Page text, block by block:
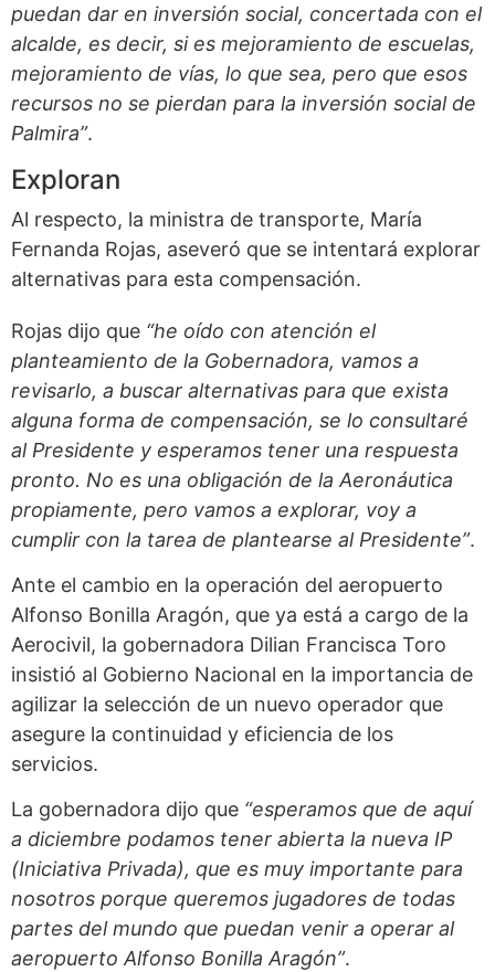
puedan dar en inversión social, concertada con el
alcalde, es decir, si es mejoramiento de escuelas,
mejoramiento de vías, lo que sea, pero que esos
recursos no se pierdan para la inversión social de
Palmira”.
Exploran
Al respecto, la ministra de transporte, María
Fernanda Rojas, aseveró que se intentará explorar
alternativas para esta compensación.
Rojas dijo que “he oído con atención el
planteamiento de la Gobernadora, vamos a
revisarlo, a buscar alternativas para que exista
alguna forma de compensación, se lo consultaré
al Presidente y esperamos tener una respuesta
pronto. No es una obligación de la Aeronáutica
propiamente, pero vamos a explorar, voy a
cumplir con la tarea de plantearse al Presidente”.
Ante el cambio en la operación del aeropuerto
Alfonso Bonilla Aragón, que ya está a cargo de la
Aerocivil, la gobernadora Dilian Francisca Toro
insistió al Gobierno Nacional en la importancia de
agilizar la selección de un nuevo operador que
asegure la continuidad y eficiencia de los
servicios.
La gobernadora dijo que “esperamos que de aquí
a diciembre podamos tener abierta la nueva IP
(Iniciativa Privada), que es muy importante para
nosotros porque queremos jugadores de todas
partes del mundo que puedan venir a operar al
aeropuerto Alfonso Bonilla Aragón”.